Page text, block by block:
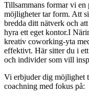
Tillsammans formar vi en
möjligheter tar form. Att
bredda ditt nätverk och
hyra ett eget kontor.I
kreativ coworking-yta
effektivt. Här sitter du i
och individer som vill
Vi erbjuder dig möjlighet
coachning med fokus på: